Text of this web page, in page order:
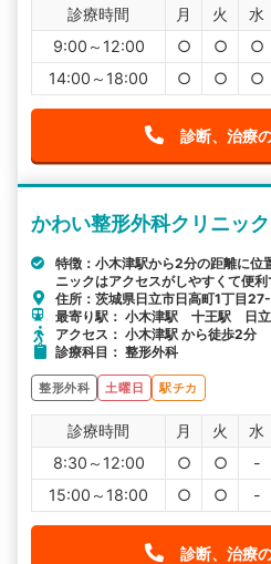
診療時間 月 火 水
9:00～12:00
○ ○ ○
14:00～18:00
○ ○ ○
診断、治療
かわい整形外科クリニック
特徴：小木津駅から2分の距離に位
ニックはアクセスがしやすくて便利
住所：茨城県日立市日高町1丁目
最寄り駅： 小木津駅 十王駅 日
アクセス： 小木津駅 から徒歩2分
診療科目： 整形外科
整形外科 土曜日 駅チカ
診療時間 月 火 水
8:30～12:00
○ ○ -
15:00～18:00
○ ○ -
診断、治療